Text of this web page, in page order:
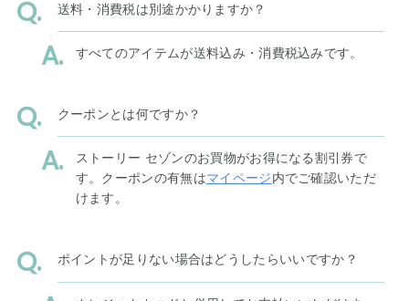
送料・消費税は別途かかりますか？
すべてのアイテムが送料込み・消費税込みです。
クーポンとは何ですか？
ストーリー セゾンのお買物がお得になる割引券で
す。クーポンの有無はマイページ内でご確認いただ
けます。
ポイントが足りない場合はどうしたらいいですか？